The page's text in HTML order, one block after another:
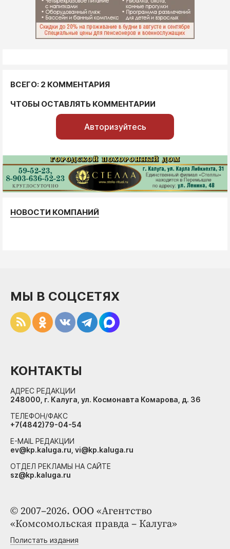
ВСЕГО: 2 КОММЕНТАРИЯ
ЧТОБЫ ОСТАВЛЯТЬ КОММЕНТАРИИ
Авторизуйтесь
НОВОСТИ КОМПАНИЙ
© 2007–2026. ООО «Агентство
«Комсомольская правда – Калуга»
Полистать издания
МЫ В СОЦСЕТЯХ
КОНТАКТЫ
АДРЕС РЕДАКЦИИ
248000, г. Калуга, ул. Космонавта Комарова, д. 36
ТЕЛЕФОН/ФАКС
+7(4842)79-04-54
E-MAIL РЕДАКЦИИ
ev@kp.kaluga.ru, vi@kp.kaluga.ru
ОТДЕЛ РЕКЛАМЫ НА САЙТЕ
sz@kp.kaluga.ru